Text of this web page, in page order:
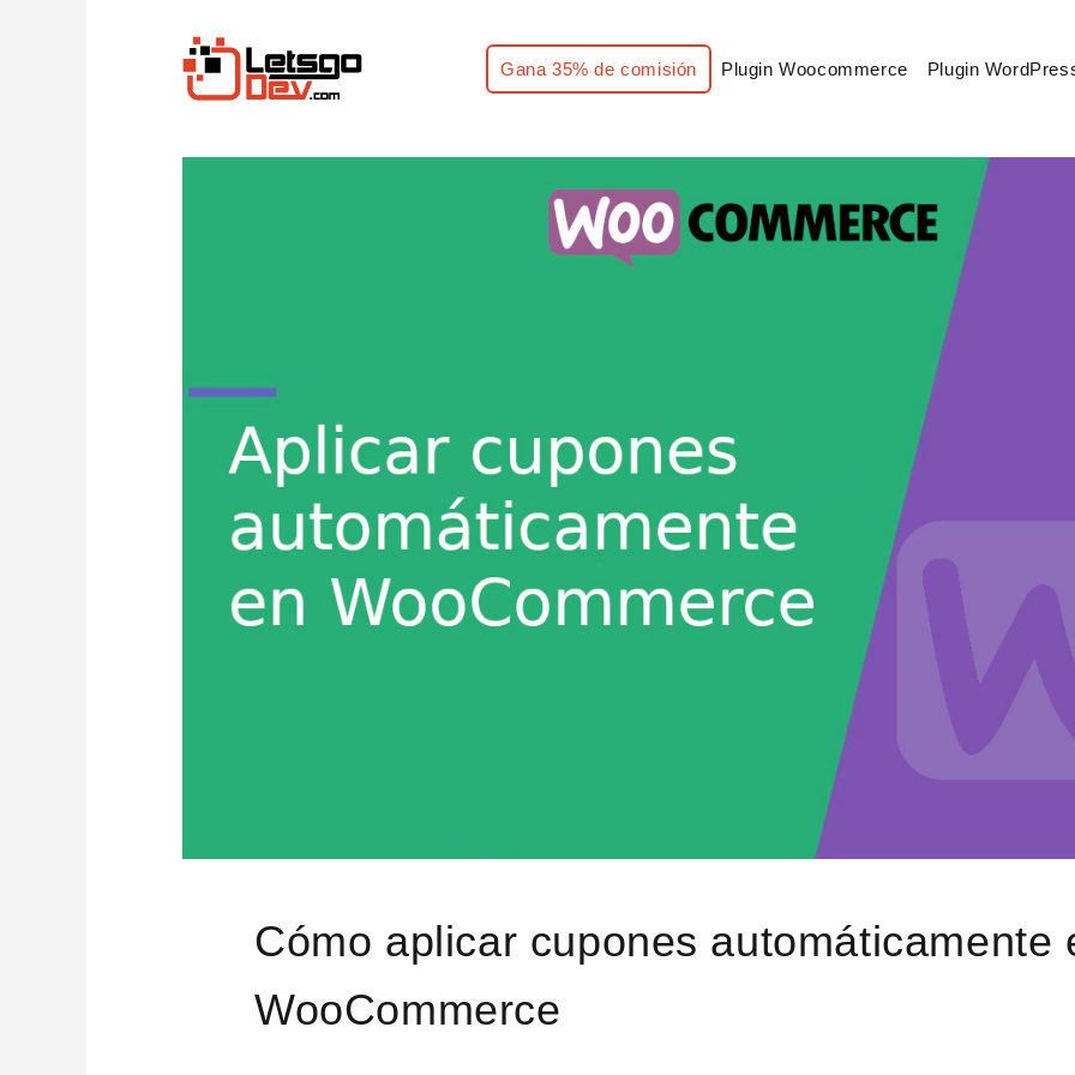
Gana 35% de comisión Plugin Woocommerce Plugin
Home WooCommerce Tutoriales Cómo aplicar cupones automáticamente en WooCommerce
Cómo aplicar cupones automáticamente
WooCommerce